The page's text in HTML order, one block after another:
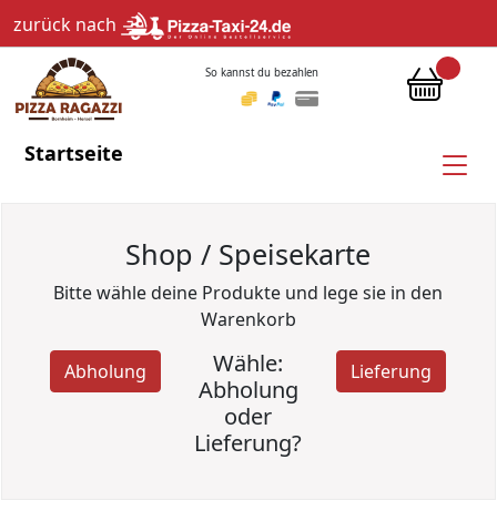
zurück nach
So kannst du bezahlen
Startseite
Shop / Speisekarte
Bitte wähle deine Produkte und lege sie in den
Warenkorb
Abholung
Wähle:
Abholung
oder
Lieferung?
Lieferung